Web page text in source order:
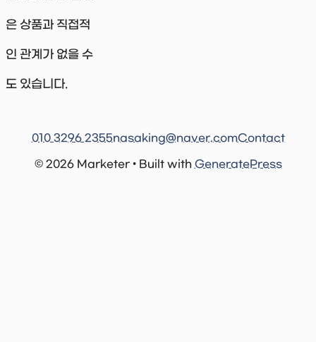
은 상품과 직접적
인 관계가 없을 수
도 있습니다.
© 2026 Marketer • Built with GeneratePress
010 3296 2355nasaking@naver.comContact